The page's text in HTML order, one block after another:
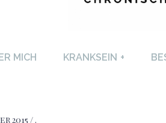
FRAU
MICH KRANKSEIN +
2015 .